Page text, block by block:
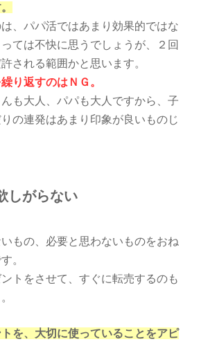
、パパ活ではあまり効果的ではな
ては不快に思うでしょうが、２回
される範囲かと思います。
り返すのはＮＧ。
も大人、パパも大人ですから、子
の連発はあまり印象が良いものじ
しがらない
もの、必要と思わないものをおね
。
トをさせて、すぐに転売するのも
を、大切に使っていることをアピ